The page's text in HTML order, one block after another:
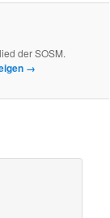
der SOSM.
→